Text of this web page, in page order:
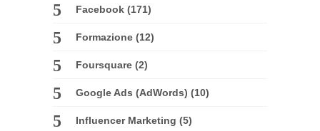
Facebook (171)
Formazione (12)
Foursquare (2)
Google Ads (AdWords) (10)
Influencer Marketing (5)